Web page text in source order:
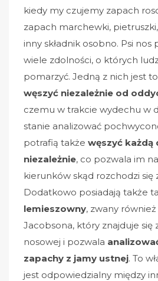
kiedy my czujemy zapach
zapach marchewki,
inny składnik osobno. Psi nos
wiele zdolności, o których
pomarzyć. Jedną z nich jest
węszyć niezależnie od
czemu w trakcie wydechu w
stanie analizować
potrafią także węszyć każdą
niezależnie, co pozwala im
kierunków skąd rozchodzi się
Dodatkowo posiadają także
lemieszowny, zwany
Jacobsona, który znajduje się
nosowej i pozwala
zapachy z jamy ustnej. To
jest odpowiedzialny między